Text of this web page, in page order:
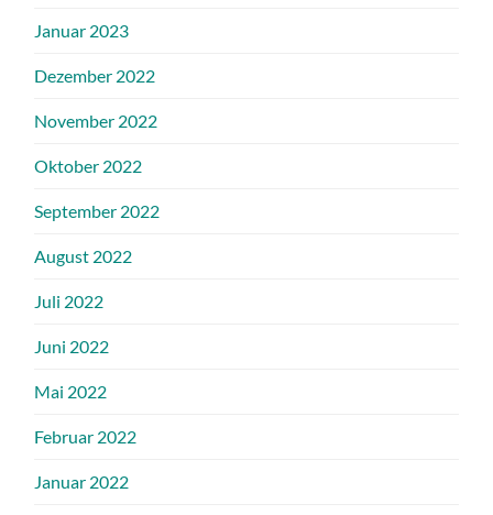
Januar 2023
Dezember 2022
November 2022
Oktober 2022
September 2022
August 2022
Juli 2022
Juni 2022
Mai 2022
Februar 2022
Januar 2022